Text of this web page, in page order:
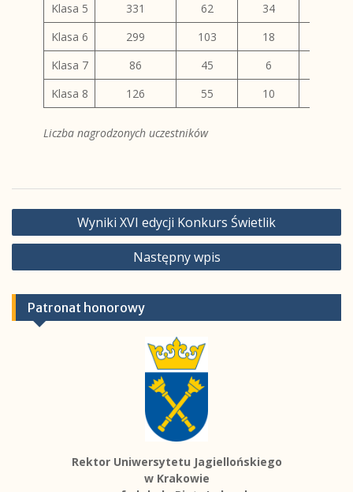
Klasa 5
331 62 34
Klasa 6
299 103 18
Klasa 7
86 45 6
Klasa 8
126 55 10
Liczba nagrodzonych uczestników
Nawigacja
wpisu
Wyniki XVI edycji Konkurs Świetlik
Następny wpis
Patronat honorowy
Rektor Uniwersytetu Jagiellońskiego
w Krakowie